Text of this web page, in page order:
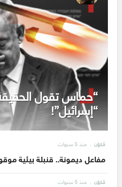
“حماس تقول
“إسرائيل”!
مُكوّن منذ 5 سنوات
مفاعل ديمونة.. قنبلة بيئية
مُكوّن منذ 5 سنوات